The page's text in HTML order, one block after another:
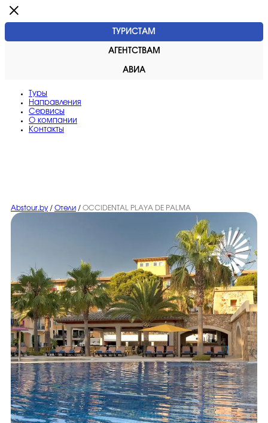
ТУРИСТАМ
АГЕНТСТВАМ
АВИА
Туры
Направления
Сервисы
O компании
Контакты
Abstour.by / Отели / OCCIDENTAL PLAYA DE PALMA